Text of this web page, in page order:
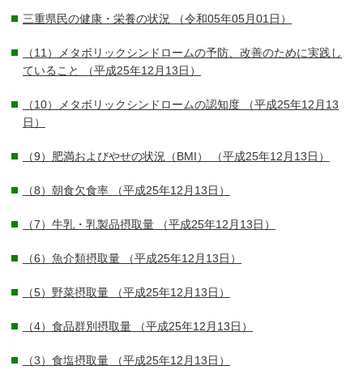
三重県民の健康・栄養の状況 （令和05年05月01日）
（11）メタボリックシンドロームの予防、改善のために実践し
ていること
（平成25年12月13日）
（10）メタボリックシンドロームの認知度 （平成25年12月13
日）
（9）肥満およびやせの状況（BMI） （平成25年12月13日）
（8）朝食欠食率 （平成25年12月13日）
（7）牛乳・乳製品摂取量 （平成25年12月13日）
（6）魚介類摂取量 （平成25年12月13日）
（5）野菜摂取量 （平成25年12月13日）
（4）食品群別摂取量 （平成25年12月13日）
（3）食塩摂取量 （平成25年12月13日）